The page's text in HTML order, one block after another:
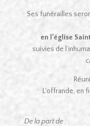
Ses funérailles
en l’église
suivies de
L’offrande, en
De la part de :